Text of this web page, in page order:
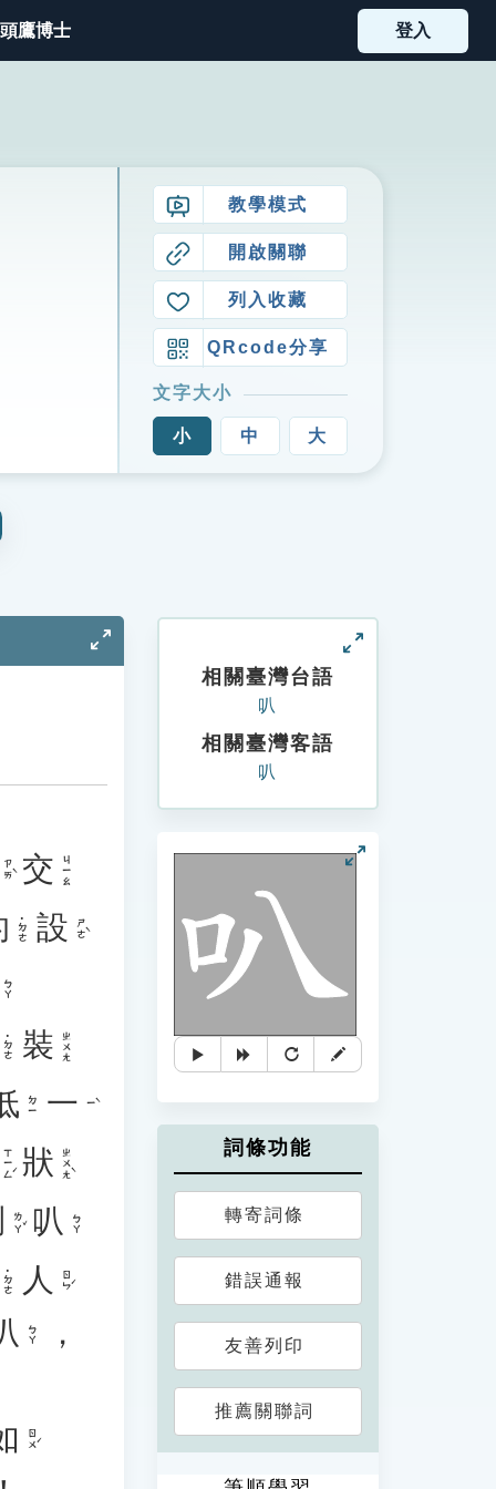
鷹博士 登入
教學模式
開啟關聯
列入收藏
QRcode分享
文字大小
小 中 大
ㄗㄞˋ 交 ㄐㄧㄠ
˙ㄉㄜ 設 ㄕㄜˋ
ㄅㄚ
˙ㄉㄜ 裝 ㄓㄨㄤ
ㄉㄧ 一 ㄧˋ
ㄒㄧㄥˊ 狀 ㄓㄨㄤˋ
ㄌㄚˇ 叭 ㄅㄚ
˙ㄉㄜ 人 ㄖㄣˊ
ㄅㄚ ，
ㄖㄨˊ
相關臺灣台語
叭
相關臺灣客語
叭
詞條功能
轉寄詞條
錯誤通報
友善列印
推薦關聯詞